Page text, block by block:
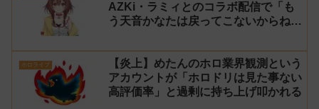
AZKi・ラミィとのコラボ配信で「も
う天音かなたは戻ってこないからね」
ホロライブ
【炎上】めたんのホロ業界観測という
アカウントが「ホロドリは見た事ない
高評価率」と過剰に持ち上げ叩かれる